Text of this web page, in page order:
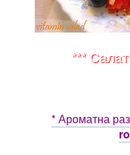
***
* Ароматна